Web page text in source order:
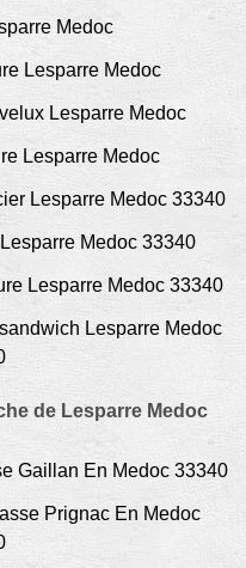
Medoc
Lesparre Medoc
Lesparre Medoc
Lesparre Medoc
Lesparre Medoc 33340
Medoc 33340
Lesparre Medoc 33340
Lesparre Medoc
de Lesparre Medoc
Gaillan En Medoc 33340
Prignac En Medoc